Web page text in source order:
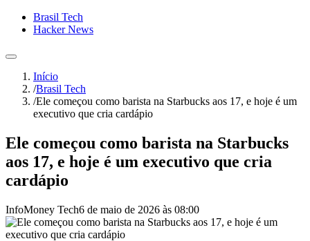
Brasil Tech
Hacker News
Início
/Brasil Tech
/Ele começou como barista na Starbucks aos 17, e hoje é um
executivo que cria cardápio
Ele começou como barista na Starbucks
aos 17, e hoje é um executivo que cria
cardápio
InfoMoney Tech6 de maio de 2026 às 08:00